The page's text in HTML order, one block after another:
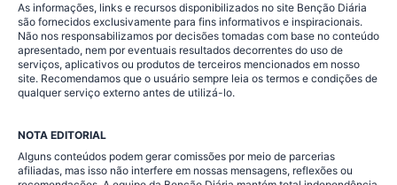
As informações, links e recursos disponibilizados no site Benção Diária
são fornecidos exclusivamente para fins informativos e inspiracionais.
Não nos responsabilizamos por decisões tomadas com base no conteúdo
apresentado, nem por eventuais resultados decorrentes do uso de
serviços, aplicativos ou produtos de terceiros mencionados em nosso
site. Recomendamos que o usuário sempre leia os termos e condições de
qualquer serviço externo antes de utilizá-lo.
NOTA EDITORIAL
Alguns conteúdos podem gerar comissões por meio de parcerias
afiliadas, mas isso não interfere em nossas mensagens, reflexões ou